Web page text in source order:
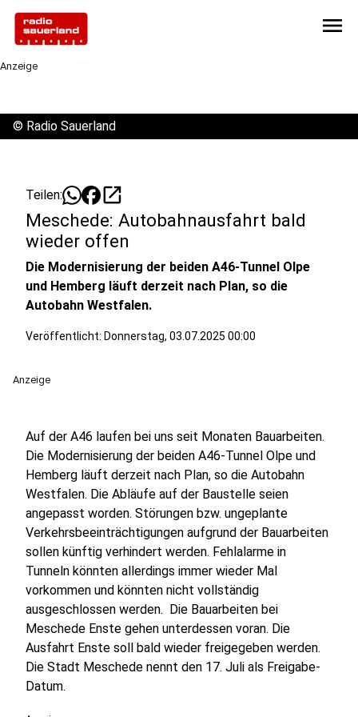
menu
Anzeige
© Radio Sauerland
Teilen: open_in_new
Meschede: Autobahnausfahrt bald
wieder offen
Die Modernisierung der beiden A46-Tunnel Olpe
und Hemberg läuft derzeit nach Plan, so die
Autobahn Westfalen.
Veröffentlicht: Donnerstag, 03.07.2025 00:00
Anzeige
Auf der A46 laufen bei uns seit Monaten Bauarbeiten.
Die Modernisierung der beiden A46-Tunnel Olpe und
Hemberg läuft derzeit nach Plan, so die Autobahn
Westfalen. Die Abläufe auf der Baustelle seien
angepasst worden. Störungen bzw. ungeplante
Verkehrsbeeinträchtigungen aufgrund der Bauarbeiten
sollen künftig verhindert werden. Fehlalarme in
Tunneln könnten allerdings immer wieder Mal
vorkommen und könnten nicht vollständig
ausgeschlossen werden. Die Bauarbeiten bei
Meschede Enste gehen unterdessen voran. Die
Ausfahrt Enste soll bald wieder freigegeben werden.
Die Stadt Meschede nennt den 17. Juli als Freigabe-
Datum.